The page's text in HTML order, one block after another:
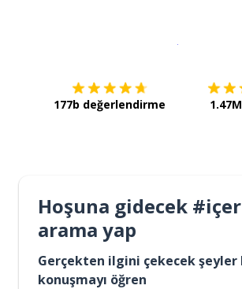
177b değerlendirme
Hoşuna gidecek
arama yap
Gerçekten ilgini çekecek şeyler
konuşmayı öğren